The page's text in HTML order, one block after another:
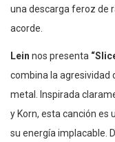
una descarga feroz de
acorde.
Lein nos presenta
combina la agresividad
metal. Inspirada
y Korn, esta canción
su energía implacable.